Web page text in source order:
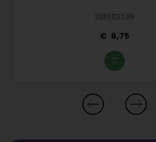
SUPERSTAR
6,75